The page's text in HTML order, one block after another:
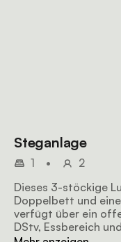
Steganlage
1 •
2
Dieses 3-stöckige
Doppelbett und
verfügt über ein
DStv, Essbereich